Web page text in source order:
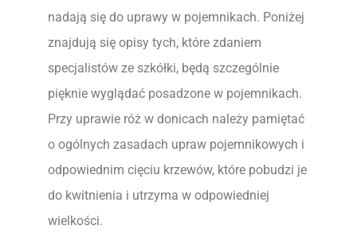
nadają się do uprawy w pojemnikach. Poniżej
znajdują się opisy tych, które zdaniem
specjalistów ze szkółki, będą szczególnie
pięknie wyglądać posadzone w pojemnikach.
Przy uprawie róż w donicach należy pamiętać
o ogólnych zasadach upraw pojemnikowych i
odpowiednim cięciu krzewów, które pobudzi je
do kwitnienia i utrzyma w odpowiedniej
wielkości.